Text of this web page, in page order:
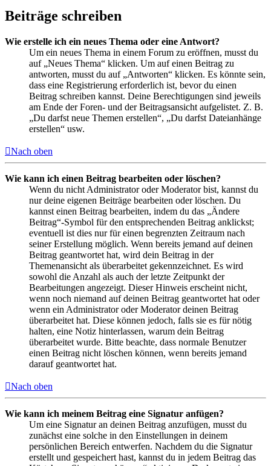
Beiträge schreiben
Wie erstelle ich ein neues Thema oder eine Antwort?
Um ein neues Thema in einem Forum zu eröffnen, musst du
auf „Neues Thema“ klicken. Um auf einen Beitrag zu
antworten, musst du auf „Antworten“ klicken. Es könnte sein,
dass eine Registrierung erforderlich ist, bevor du einen
Beitrag schreiben kannst. Deine Berechtigungen sind jeweils
am Ende der Foren- und der Beitragsansicht aufgelistet. Z. B.
„Du darfst neue Themen erstellen“, „Du darfst Dateianhänge
erstellen“ usw.
Nach oben
Wie kann ich einen Beitrag bearbeiten oder löschen?
Wenn du nicht Administrator oder Moderator bist, kannst du
nur deine eigenen Beiträge bearbeiten oder löschen. Du
kannst einen Beitrag bearbeiten, indem du das „Ändere
Beitrag“-Symbol für den entsprechenden Beitrag anklickst;
eventuell ist dies nur für einen begrenzten Zeitraum nach
seiner Erstellung möglich. Wenn bereits jemand auf deinen
Beitrag geantwortet hat, wird dein Beitrag in der
Themenansicht als überarbeitet gekennzeichnet. Es wird
sowohl die Anzahl als auch der letzte Zeitpunkt der
Bearbeitungen angezeigt. Dieser Hinweis erscheint nicht,
wenn noch niemand auf deinen Beitrag geantwortet hat oder
wenn ein Administrator oder Moderator deinen Beitrag
überarbeitet hat. Diese können jedoch, falls sie es für nötig
halten, eine Notiz hinterlassen, warum dein Beitrag
überarbeitet wurde. Bitte beachte, dass normale Benutzer
einen Beitrag nicht löschen können, wenn bereits jemand
darauf geantwortet hat.
Nach oben
Wie kann ich meinem Beitrag eine Signatur anfügen?
Um eine Signatur an deinen Beitrag anzufügen, musst du
zunächst eine solche in den Einstellungen in deinem
persönlichen Bereich entwerfen. Nachdem du die Signatur
erstellt und gespeichert hast, kannst du in jedem Beitrag das